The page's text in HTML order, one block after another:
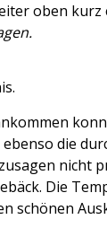
oben kurz
die
nicht
Die
schönen